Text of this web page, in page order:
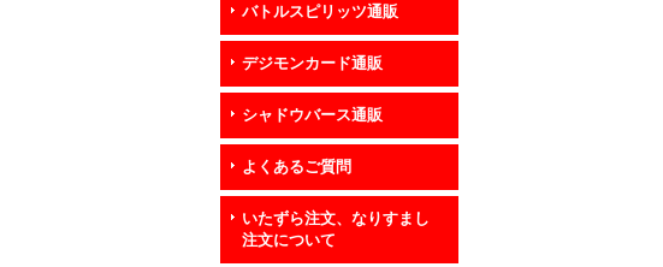
バトルスピリッツ通販
デジモンカード通販
シャドウバース通販
よくあるご質問
いたずら注文、なりすまし
注文について